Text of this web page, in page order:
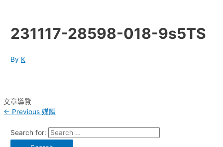
231117-28598-018-9s5TS
By K
文章導覽
← Previous 媒體
Search for: